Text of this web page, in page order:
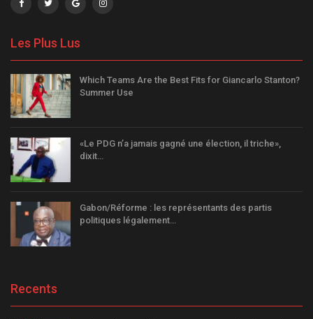
Les Plus Lus
Which Teams Are the Best Fits for Giancarlo Stanton?
Summer Use
«Le PDG n’a jamais gagné une élection, il triche»,
dixit…
Gabon/Réforme : les représentants des partis
politiques légalement…
Recents